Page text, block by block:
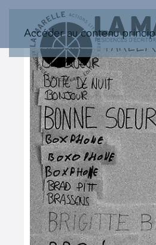
Accéder au contenu